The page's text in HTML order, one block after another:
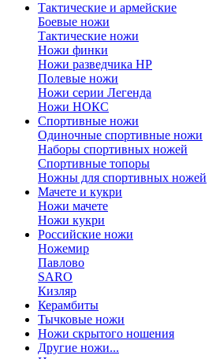
Тактические и армейские
Боевые ножи
Тактические ножи
Ножи финки
Ножи разведчика НР
Полевые ножи
Ножи серии Легенда
Ножи НОКС
Спортивные ножи
Одиночные спортивные ножи
Наборы спортивных ножей
Спортивные топоры
Ножны для спортивных ножей
Мачете и кукри
Ножи мачете
Ножи кукри
Российские ножи
Ножемир
Павлово
SARO
Кизляр
Керамбиты
Тычковые ножи
Ножи скрытого ношения
Другие ножи...